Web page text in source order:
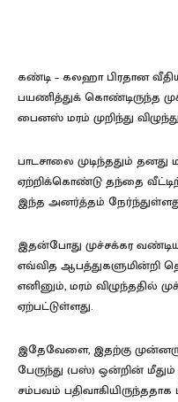
கண்டி – கலஹா பிரதான
பயணித்துக் கொண்டிருந்த
பைனஸ் மரம் முறிந்து
பாடசாலை முடிந்ததும்
ஏற்றிக்கொண்டு தந்தை
இந்த அனர்த்தம்
இதன்போது முச்சக்கர
எவ்வித ஆபத்துகளுமின்றி
எனினும், மரம் விழுந்ததில்
ஏற்பட்டுள்ளது.
இதேவேளை, இதற்கு
பேருந்து (பஸ்) ஒன்றின் மீதும்
சம்பவம் பதிவாகியிருந்ததாக